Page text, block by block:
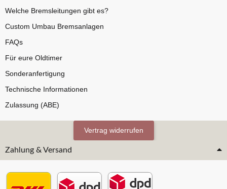
Welche Bremsleitungen gibt es?
Custom Umbau Bremsanlagen
FAQs
Für eure Oldtimer
Sonderanfertigung
Technische Informationen
Zulassung (ABE)
Vertrag widerrufen
Zahlung & Versand